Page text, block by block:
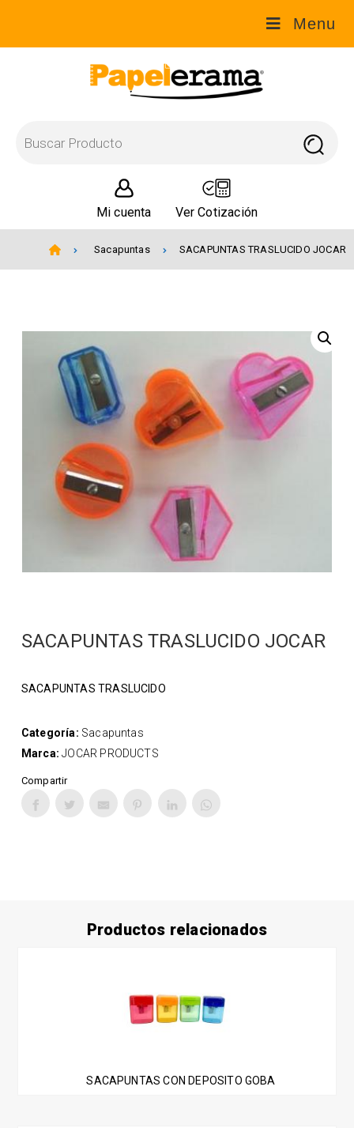
Mi cuenta Ver Cotización
Menu
Sacapuntas SACAPUNTAS TRASLUCIDO JOCAR
SACAPUNTAS TRASLUCIDO JOCAR
SACAPUNTAS TRASLUCIDO
Categoría: Sacapuntas
Marca:JOCAR PRODUCTS
Compartir
Productos relacionados
SACAPUNTAS CON DEPOSITO GOBA